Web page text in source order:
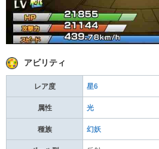
アビリティ
レア度 星6
属性 光
種族 幻妖